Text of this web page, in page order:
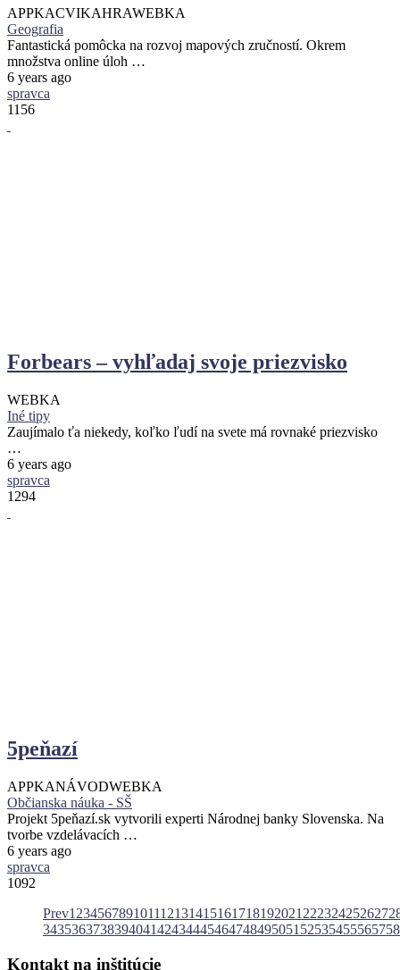
APPKACVIKAHRAWEBKA
Geografia
Fantastická pomôcka na rozvoj mapových zručností. Okrem
množstva online úloh …
6 years ago
spravca
1156
Forbears – vyhľadaj svoje priezvisko
WEBKA
Iné tipy
Zaujímalo ťa niekedy, koľko ľudí na svete má rovnaké priezvisko
…
6 years ago
spravca
1294
5peňazí
APPKANÁVODWEBKA
Občianska náuka - SŠ
Projekt 5peňazí.sk vytvorili experti Národnej banky Slovenska. Na
tvorbe vzdelávacích …
6 years ago
spravca
1092
Prev1 23456789101112131415161718192021 222324252627
343536373839404142434445464748495051 52535455565758
Kontakt na inštitúcie